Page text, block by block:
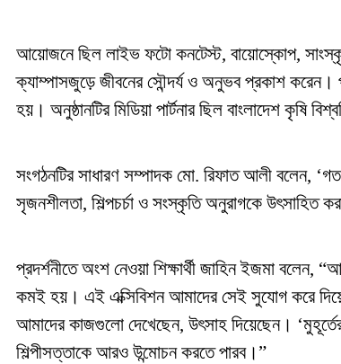
আয়োজনে ছিল লাইভ ফটো কনটেস্ট, বায়োস্কোপ,
ক্যাম্পাসজুড়ে জীবনের সৌন্দর্য ও অনুভব প্রকাশ করেন।
হয়। অনুষ্ঠানটির মিডিয়া পার্টনার ছিল বাংলাদেশ কৃষি
সংগঠনটির সাধারণ সম্পাদক মো. রিফাত আলী বলেন,
সৃজনশীলতা, শিল্পচর্চা ও সংস্কৃতি অনুরাগকে উৎসাহিত
প্রদর্শনীতে অংশ নেওয়া শিক্ষার্থী জাহিন ইজমা
কমই হয়। এই এক্সিবিশন আমাদের সেই সুযোগ করে
আমাদের কাজগুলো দেখেছেন, উৎসাহ দিয়েছেন।
শিল্পীসত্তাকে আরও উন্মোচন করতে পারব।”